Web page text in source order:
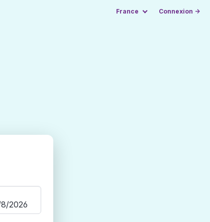
France Connexion →